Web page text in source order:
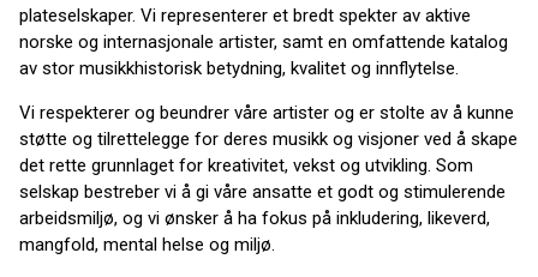
plateselskaper. Vi representerer et bredt spekter av aktive
norske og internasjonale artister, samt en omfattende katalog
av stor musikkhistorisk betydning, kvalitet og innflytelse.
Vi respekterer og beundrer våre artister og er stolte av å kunne
støtte og tilrettelegge for deres musikk og visjoner ved å skape
det rette grunnlaget for kreativitet, vekst og utvikling. Som
selskap bestreber vi å gi våre ansatte et godt og stimulerende
arbeidsmiljø, og vi ønsker å ha fokus på inkludering, likeverd,
mangfold, mental helse og miljø.